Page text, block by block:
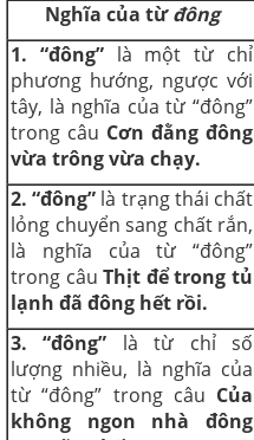
Nghĩa của từđông
1. “đông” là một từ chỉ
phương hướng, ngược với
tây, là nghĩa của từ “đông”
trong câu Cơn đằng đông
vừa trông vừa chạy.
2. “đông” là trạng thái chất
lỏng chuyển sang chất rắn,
là nghĩa của từ “đông”
trong câuThịt để trong tủ
lạnh đã đông hết rồi.
3. “đông” là từ chỉ số
lượng nhiều, là nghĩa của
từ “đông” trong câu Của
không ngon nhà đông